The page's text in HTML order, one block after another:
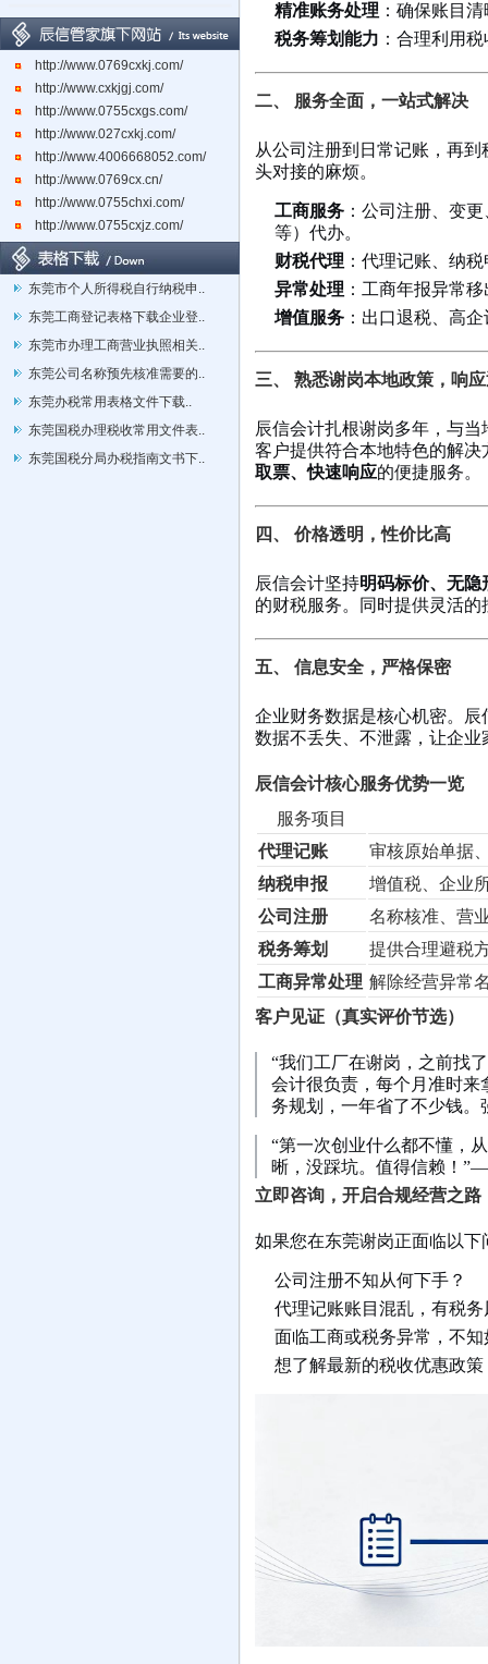
东莞市长安镇长盛社区长中路1..
http://www.0769cxkj.com/
http://www.cxkjgj.com/
http://www.0755cxgs.com/
http://www.027cxkj.com/
http://www.4006668052.com/
http://www.0769cx.cn/
http://www.0755chxi.com/
http://www.0755cxjz.com/
东莞市个人所得税自行纳税申..
东莞工商登记表格下载企业登..
东莞市办理工商营业执照相关..
东莞公司名称预先核准需要的..
东莞办税常用表格文件下载..
东莞国税办理税收常用文件表..
东莞国税分局办税指南文书下..
精准账务处理 ：确保账目
税务筹划能力 ：合理利用
二、 服务全面，一站式解决
从公司注册到日常记账，再
头对接的麻烦。
工商服务：公司注册、变
等）代办。
财税代理 ：代理记账、纳
异常处理 ：工商年报异常
增值服务：出口退税、高
三、 熟悉谢岗本地政策，响
辰信会计扎根谢岗多年，与
客户提供符合本地特色的解
取票、快速响应的便捷服务。
四、 价格透明，性价比高
辰信会计坚持明码标价、无隐
的财税服务。同时提供灵活
五、 信息安全，严格保密
企业财务数据是核心机密。
数据不丢失、不泄露，让企业
辰信会计核心服务优势一览
服务项目
代理记账
审核原始单据
纳税申报
增值税、企业
公司注册
名称核准、营
税务筹划
提供合理避税
工商异常处理 解除经营异常
客户见证（真实评价节选）
“我们工厂在谢岗，之前找
会计很负责，每个月准时
务规划，一年省了不少钱
“第一次创业什么都不懂，
晰，没踩坑。值得信赖！
立即咨询，开启合规经营之路
如果您在东莞谢岗正面临以下
公司注册不知从何下手？
代理记账账目混乱，有税务
面临工商或税务异常，不
想了解最新的税收优惠政